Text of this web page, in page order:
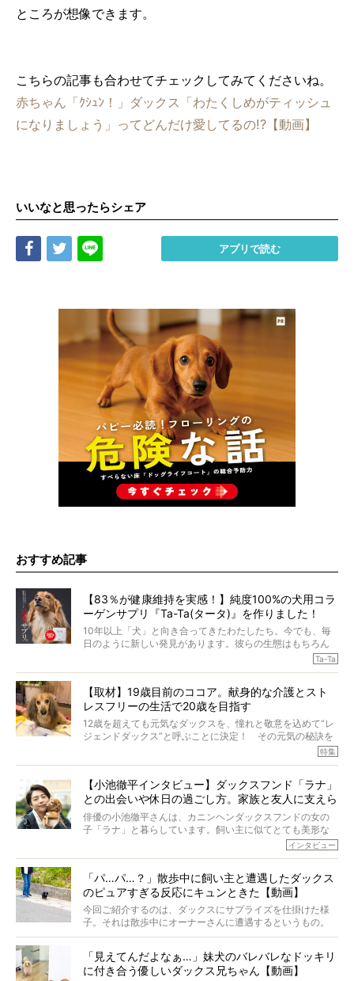
ところが想像できます。
こちらの記事も合わせてチェックしてみてくださいね。
赤ちゃん「ｸｼｭﾝ！」ダックス「わたくしめがティッシュ
になりましょう」ってどんだけ愛してるの!?【動画】
いいなと思ったらシェア
Share Tweet アプリで読む
おすすめ記事
【83％が健康維持を実感！】純度100%の犬用コラ
ーゲンサプリ『Ta-Ta(タータ)』を作りました！
10年以上「犬」と向き合ってきたわたしたち。今でも、毎
日のように新しい発見があります。彼らの生態はもちろん
のこと、「食事」に関することも同じです。昔の犬は25年
代の犬の食事は“ある重要な栄養”が不足しがちになっている
というのです。
それを効率よくおぎなってくれるのが、コラーゲン！ そ
こでわたしたちは、純度100%の犬用コラーゲンサプリ
『Ta-Ta(タータ)』を作りました！
愛犬家の83％が「健康維持を実感した」と評判のTa-Ta(タ
か届きますように。
Ta-Ta
【取材】19歳目前のココア。献身的な介護とスト
レスフリーの生活で20歳を目指す
12歳を超えても元気なダックスを、憧れと敬意を込めて“レ
ジェンドダックス”と呼ぶことに決定！ その元気の秘訣を
オーナーさんに伺うのが、特集『レジェンドダックスの肖
く」というオーナーさんのポリシーのもと、甘やかさずに
育てられ、18歳になるまで定期検査すらしたことがなかっ
たというココアくん。果たしてその長生きの秘訣とは。
特集
【小池徹平インタビュー】ダックスフンド「ラナ」
との出会いや休日の過ごし方。家族と友人に支えら
れてー
俳優の小池徹平さんは、カニンヘンダックスフンドの女の
子「ラナ」と暮らしています。飼い主に似てとても美形な
ラナは、現在８才。小池さんのインスタグラムでは、ラナ
ケメンから愛されているラナは、去年の誕生日に小池さん
からプレゼントしてもらったハーネスをつけて撮影に参加
してくれました。
インタビュー
「パ…パ…？」散歩中に飼い主と遭遇したダックス
のピュアすぎる反応にキュンときた【動画】
今回ご紹介するのは、ダックスにサプライズを仕掛けた様
子。それは散歩中にオーナーさんに遭遇するというもの。
戸惑って歩きを止めたり、すぐに気付いて追いかけたり、
「見えてんだよなぁ…」妹犬のバレバレなドッキリ
に付き合う優しいダックス兄ちゃん【動画】